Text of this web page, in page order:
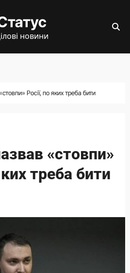
новини
Росії, по яких треба бити
«стовпи»
треба бити